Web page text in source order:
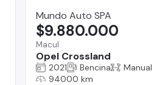
Mundo Auto SPA
Macul
Opel Crossland
$9.880.000
2021 Bencina
Manual
94000 km